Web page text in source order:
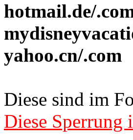
hotmail.de/
yahoo.cn/.com
Diese sind im
Diese Sperrung